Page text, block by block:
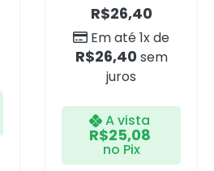
R$26,40
Em até 1x de
R$26,40 sem
juros
A vista
R$25,08
no Pix